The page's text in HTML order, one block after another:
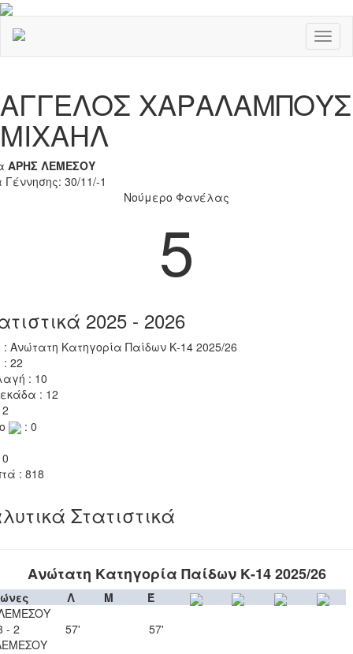
ΑΓΓΕΛΟΣ ΧΑΡΑΛΑΜΠΟΥΣ
ΜΙΧΑΗΛ
ΑΡΗΣ ΛΕΜΕΣΟΥ
30/11/-1
Νούμερο Φανέλας
5
2025 - 2026
: Ανώτατη Κατηγορία Παίδων Κ-14 2025/26
22
: 10
: 12
: 0
: 818
Στατιστικά
Ανώτατη Κατηγορία Παίδων Κ-14 2025/26
Λ Μ
Έ
- 2
57'
57'